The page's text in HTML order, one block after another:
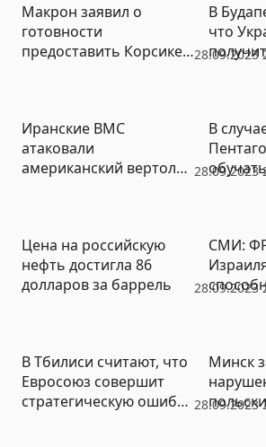
28.09.2023
Макрон заявил о
готовности
предоставить Корсике
В
что
28.09.2023
Иранские ВМС
атаковали
американский вертолет
В
28.09.2023
Цена на российскую
нефть достигла 86
долларов за баррель
СМИ:
28.09.2023
В Тбилиси считают, что
Евросоюз совершит
стратегическую ошибку,
Минск